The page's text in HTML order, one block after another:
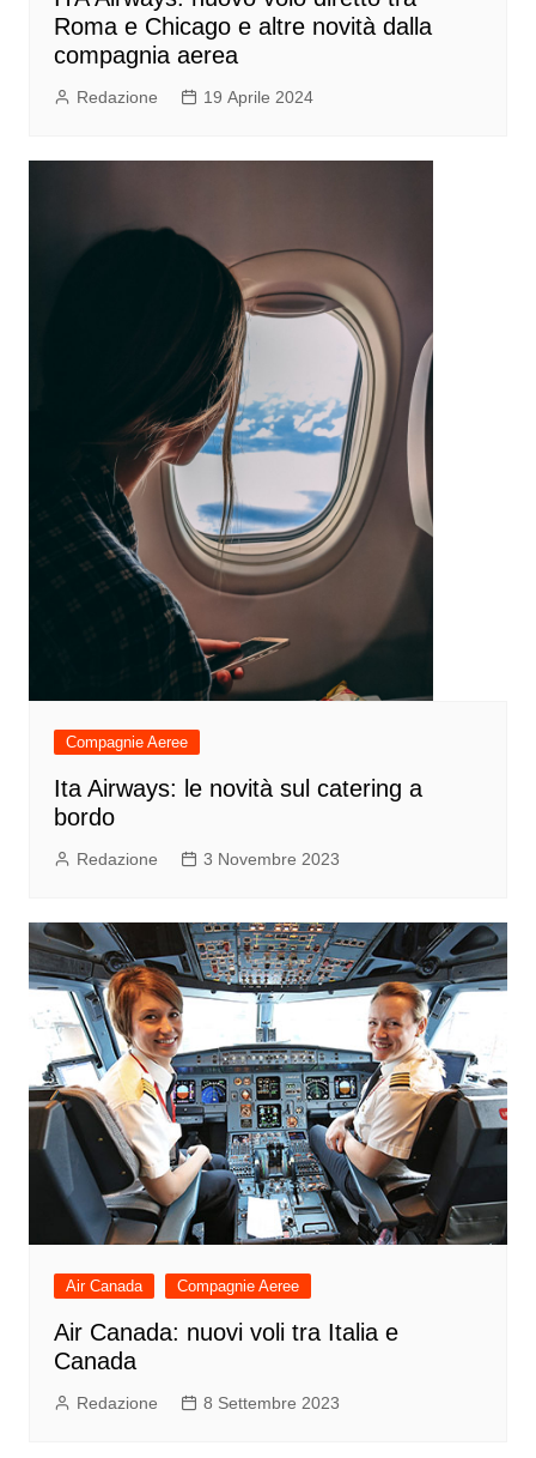
Roma e Chicago e altre novità dalla
compagnia aerea
Redazione 19 Aprile 2024
Compagnie Aeree
Ita Airways: le novità sul catering a
bordo
Redazione 3 Novembre 2023
Air Canada Compagnie Aeree
Air Canada: nuovi voli tra Italia e
Canada
Redazione 8 Settembre 2023